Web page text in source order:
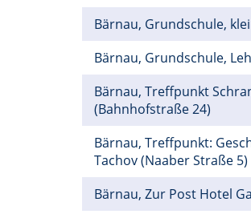
Bärnau, Grundschule,
Bärnau, Grundschule,
Bärnau, Treffpunkt
(Bahnhofstraße 24)
Bärnau, Treffpunkt:
Tachov (Naaber Straße 5)
Bärnau, Zur Post Hotel